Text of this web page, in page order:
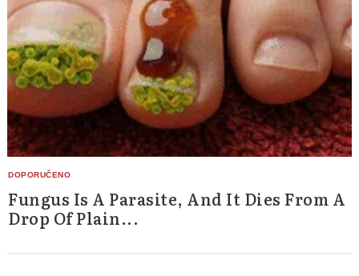
Fungus Is A Parasite, And It Dies From A
Drop Of Plain...